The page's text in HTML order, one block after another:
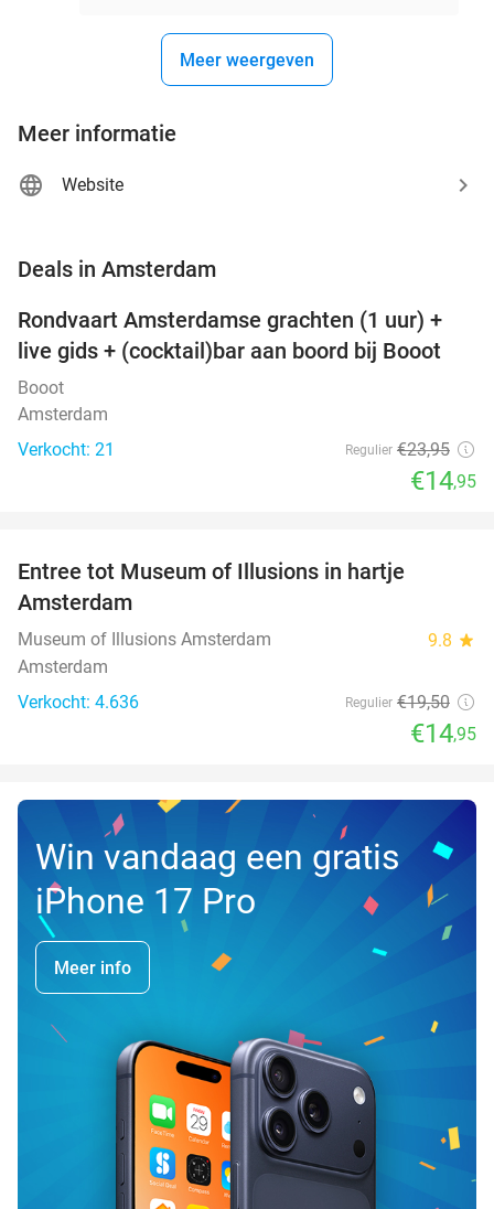
Meer weergeven
Meer informatie
Website
Deals in Amsterdam
38%
TODAY
Rondvaart Amsterdamse grachten (1 uur) +
live gids + (cocktail)bar aan boord bij Booot
Booot
Amsterdam
Verkocht: 21
Regulier €23,95
€14,95
Entree tot Museum of Illusions in hartje
Amsterdam
Museum of Illusions Amsterdam 9.8 star
Amsterdam
Verkocht: 4.636
Regulier €19,50
€14,95
Win vandaag een gratis
iPhone 17 Pro
Meer info